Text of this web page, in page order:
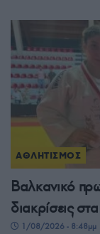
ΑΘΛΗΤΙΣΜΟΣ
Βαλκανικό
διακρίσεις
1/08/2026 - 8:48μμ